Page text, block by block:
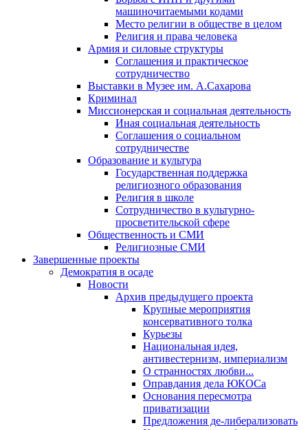
машиночитаемыми кодами
Место религии в обществе в целом
Религия и права человека
Армия и силовые структуры
Соглашения и практическое
сотрудничество
Выставки в Музее им. А.Сахарова
Криминал
Миссионерская и социальная деятельность
Иная социальная деятельность
Соглашения о социальном
сотрудничестве
Образование и культура
Государственная поддержка
религиозного образования
Религия в школе
Сотрудничество в культурно-
просветительской сфере
Общественность и СМИ
Религиозные СМИ
Завершенные проекты
Демократия в осаде
Новости
Архив предыдущего проекта
Крупные мероприятия
консервативного толка
Курьезы
Национальная идея,
антивестернизм, империализм
О странностях любви...
Оправдания дела ЮКОСа
Основания пересмотра
приватизации
Предложения де-либерализовать